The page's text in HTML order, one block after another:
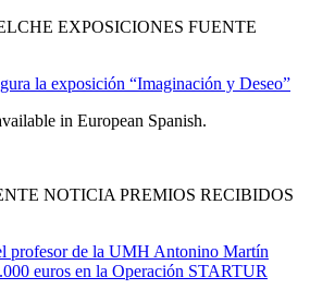
EXPOSICIONES FUENTE
la exposición “Imaginación y Deseo”
in European Spanish.
NOTICIA PREMIOS RECIBIDOS
profesor de la UMH Antonino Martín
euros en la Operación STARTUR